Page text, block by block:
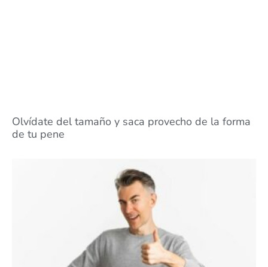
Olvídate del tamaño y saca provecho de la forma
de tu pene